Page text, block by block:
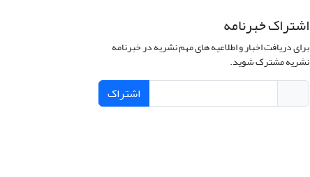
اشتراک خبرنامه
برای دریافت اخبار و اطلاعیه های مهم نشریه در خبرنامه
نشریه مشترک شوید.
اشتراک